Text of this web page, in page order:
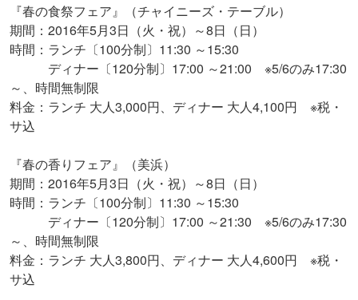
『春の食祭フェア』（チャイニーズ・テーブル）
期間：2016年5月3日（火・祝）～8日（日）
時間：ランチ〔100分制〕11:30 ～15:30
ディナー〔120分制〕17:00 ～21:00 ※5/6のみ17:30
～、時間無制限
料金：ランチ 大人3,000円、ディナー 大人4,100円 ※税・
サ込
『春の香りフェア』（美浜）
期間：2016年5月3日（火・祝）～8日（日）
時間：ランチ〔100分制〕11:30 ～15:30
ディナー〔120分制〕17:00 ～21:30 ※5/6のみ17:30
～、時間無制限
料金：ランチ 大人3,800円、ディナー 大人4,600円 ※税・
サ込